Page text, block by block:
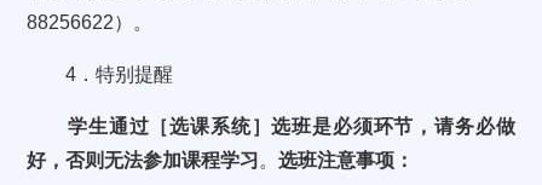
88256622）。
4 ．特别提醒
学生通过［选课系统］选班是必须环节，请务必做
好，否则无法参加课程学习 。选班注意事项：